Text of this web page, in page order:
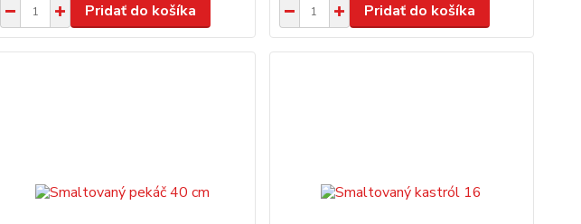
Pridať do košíka Pridať do košíka